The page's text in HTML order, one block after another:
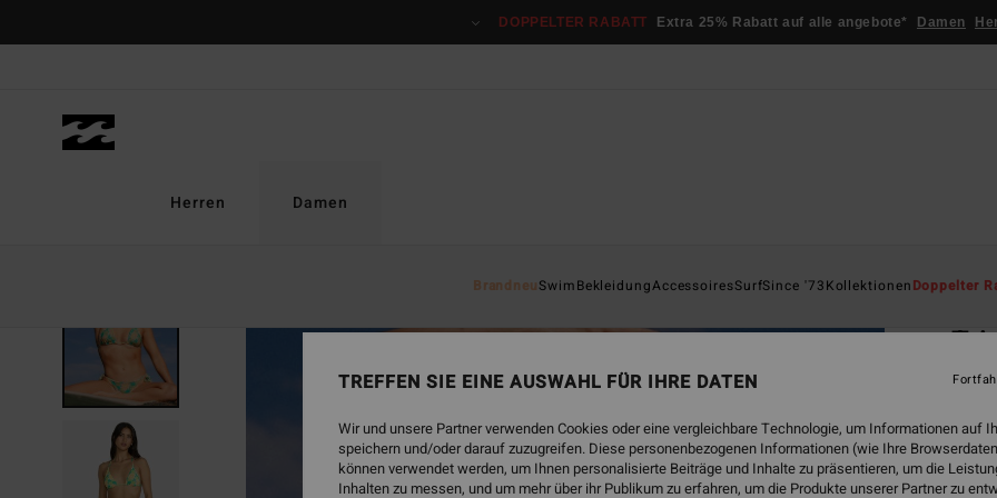
DOPPELTER RABATT Extra 25% Rabatt auf alle angebote* Damen
Herren Damen
BrandneuSwimBekleidungAccessoiresSurfSince '73KollektionenDoppelter
ECO-
€
€
TREFFEN SIE EINE AUSWAHL FÜR IHRE DATEN
Wir und unsere Partner verwenden Cookies oder eine vergleichbare Technologie, um Informationen auf
speichern und/oder darauf zuzugreifen. Diese personenbezogenen Informationen (wie Ihre
können verwendet werden, um Ihnen personalisierte Beiträge und Inhalte zu präsentieren, um die
Inhalten zu messen, und um mehr über ihr Publikum zu erfahren, um die Produkte unserer Partner zu